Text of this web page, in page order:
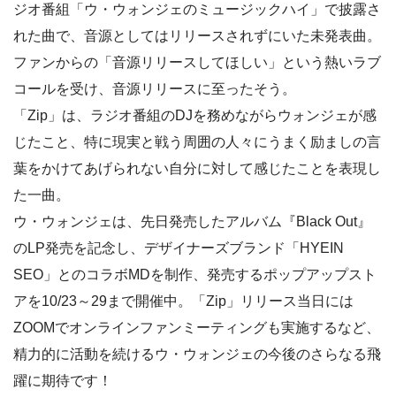
ジオ番組「ウ・ウォンジェのミュージックハイ」で披露さ
れた曲で、音源としてはリリースされずにいた未発表曲。
ファンからの「音源リリースしてほしい」という熱いラブ
コールを受け、音源リリースに至ったそう。
「Zip」は、ラジオ番組のDJを務めながらウォンジェが感
じたこと、特に現実と戦う周囲の人々にうまく励ましの言
葉をかけてあげられない自分に対して感じたことを表現し
た一曲。
ウ・ウォンジェは、先日発売したアルバム『Black Out』
のLP発売を記念し、デザイナーズブランド「HYEIN
SEO」とのコラボMDを制作、発売するポップアップスト
アを10/23～29まで開催中。「Zip」リリース当日には
ZOOMでオンラインファンミーティングも実施するなど、
精力的に活動を続けるウ・ウォンジェの今後のさらなる飛
躍に期待です！